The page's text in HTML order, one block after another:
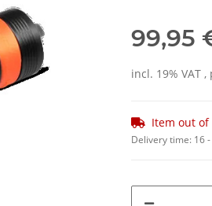
99,95
incl. 19% VAT ,
Item out of
Delivery time: 16